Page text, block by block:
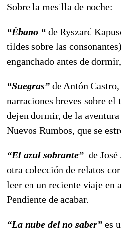
Sobre la mesilla de noche:
“Ébano “ de Ryszard
tildes sobre las
enganchado antes de dormir,
“Suegras” de Antón
narraciones breves sobre el
dejen dormir, de la
Nuevos Rumbos, que se
“El azul sobrante” de
otra colección de relatos
leer en un reciente viaje en
Pendiente de acabar.
“La nube del no saber” es